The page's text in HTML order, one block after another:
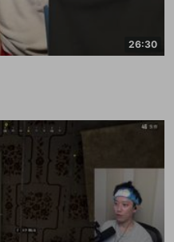
26:30